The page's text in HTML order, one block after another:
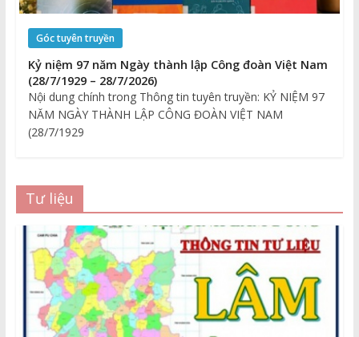
Góc tuyên truyền
Kỷ niệm 97 năm Ngày thành lập Công đoàn Việt Nam
(28/7/1929 – 28/7/2026)
Nội dung chính trong Thông tin tuyên truyền: KỶ NIỆM 97
NĂM NGÀY THÀNH LẬP CÔNG ĐOÀN VIỆT NAM
(28/7/1929
Tư liệu